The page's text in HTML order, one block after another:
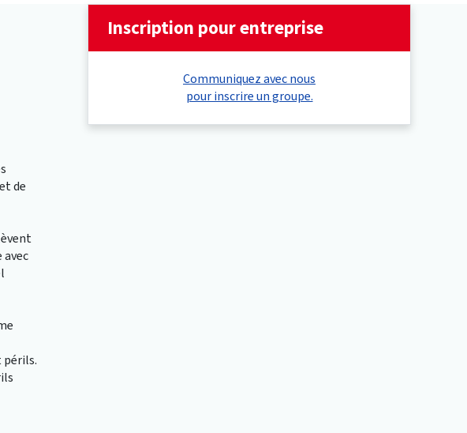
de
périls.
Inscription pour entreprise
Communiquez avec nous
pour inscrire un groupe.